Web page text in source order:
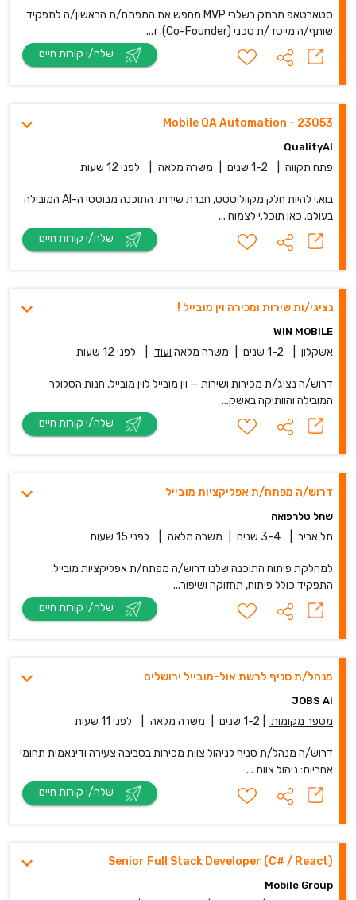
סטארטאפ מרתק בשלבי MVP מחפש את המפתח/ת הראשון/ה לתפקיד
שותף/ה מייסד/ת טכני (Co-Founder). ז...
Mobile QA Automation - 23053
QualityAI
פתח תקווה 1-2 שנים משרה מלאה לפני 12 שעות
בוא.י להיות חלק מקווליטסט, חברת שירותי התוכנה מבוססי ה-AI המובילה
בעולם. כאן תוכל.י לצמוח ...
נציגי/ות שירות ומכירה וין מובייל !
WIN MOBILE
אשקלון 1-2 שנים משרה מלאה ועוד לפני 12 שעות
דרוש/ה נציג/ת מכירות ושירות — וין מובייל לוין מובייל, חנות הסלולר
המובילה והוותיקה באשק...
דרוש/ה מפתח/ת אפליקציות מובייל
שחל טלרפואה
תל אביב 3-4 שנים משרה מלאה לפני 15 שעות
למחלקת פיתוח התוכנה שלנו דרוש/ה מפתח/ת אפליקציות מובייל:
התפקיד כולל פיתוח, תחזוקה ושיפור...
מנהל/ת סניף לרשת אול-מובייל ירושלים
JOBS Ai
מספר מקומות 1-2 שנים משרה מלאה לפני 11 שעות
דרוש/ה מנהל/ת סניף לניהול צוות מכירות בסביבה צעירה ודינאמית תחומי
אחריות: ניהול צוות ...
Senior Full Stack Developer (C# / React)
Mobile Group